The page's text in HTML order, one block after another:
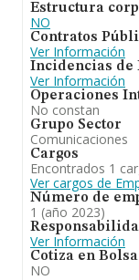
Estructura
NO
Contratos
Ver Información
Incidencias de
Ver Información
Operaciones
No constan
Grupo Sector
Comunicaciones
Cargos
Encontrados 1
Ver cargos de
Número de
1 (año 2023)
Ver Información
Cotiza en Bolsa
NO